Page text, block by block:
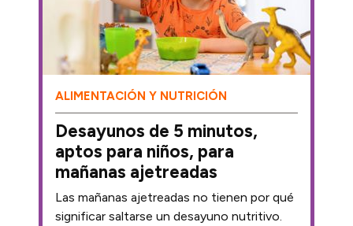
ALIMENTACIÓN Y NUTRICIÓN
Desayunos de 5 minutos,
aptos para niños, para
mañanas ajetreadas
Las mañanas ajetreadas no tienen por qué
significar saltarse un desayuno nutritivo.